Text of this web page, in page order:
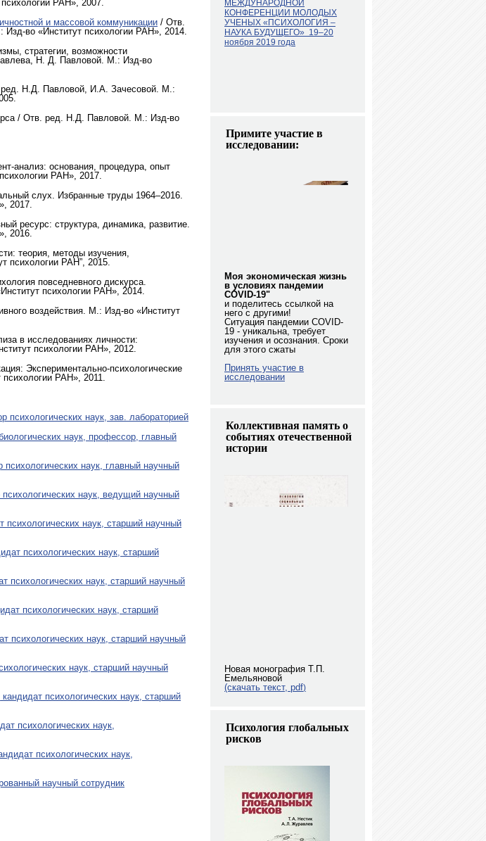
РАН», 2007.
и массовой коммуникации / Отв.
во «Институт психологии РАН», 2014.
стратегии, возможности
Н. Д. Павловой. М.: Изд-во
ред. Н.Д. Павловой, И.А. Зачесовой. М.:
/ Отв. ред. Н.Д. Павловой. М.: Изд-во
анализ: основания, процедура, опыт
РАН», 2017.
слух. Избранные труды 1964–2016.
2017.
ресурс: структура, динамика, развитие.
2016.
теория, методы изучения,
психологии РАН”, 2015.
повседневного дискурса.
психологии РАН», 2014.
воздействия. М.: Изд-во «Институт
в исследованиях личности:
психологии РАН», 2012.
Экспериментально-психологические
РАН», 2011.
психологических наук, зав. лабораторией
наук, профессор, главный
наук, главный научный
наук, ведущий научный
наук, старший научный
психологических наук, старший
психологических наук, старший научный
психологических наук, старший
психологических наук, старший научный
наук, старший научный
психологических наук, старший
психологических наук,
психологических наук,
научный сотрудник
МЕЖДУНАРОДНОЙ
КОНФЕРЕНЦИИ МОЛОДЫХ
УЧЕНЫХ «ПСИХОЛОГИЯ –
НАУКА БУДУЩЕГО» 19–20
ноября 2019 года
Примите участие в
исследовании:
Моя экономическая жизнь
в условиях пандемии
COVID-19"
и поделитесь ссылкой на
него с другими!
Ситуация пандемии COVID-
19 - уникальна, требует
изучения и осознания. Сроки
для этого сжаты
Принять участие в
исследовании
Коллективная память о
событиях отечественной
истории
Новая монография Т.П.
Емельяновой
(скачать текст, pdf)
Психология глобальных
рисков